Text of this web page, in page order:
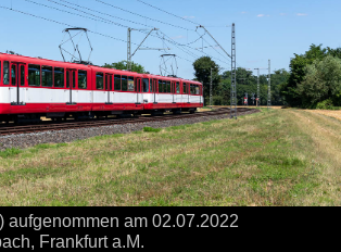
aufgenommen am 02.07.2022
Frankfurt a.M.